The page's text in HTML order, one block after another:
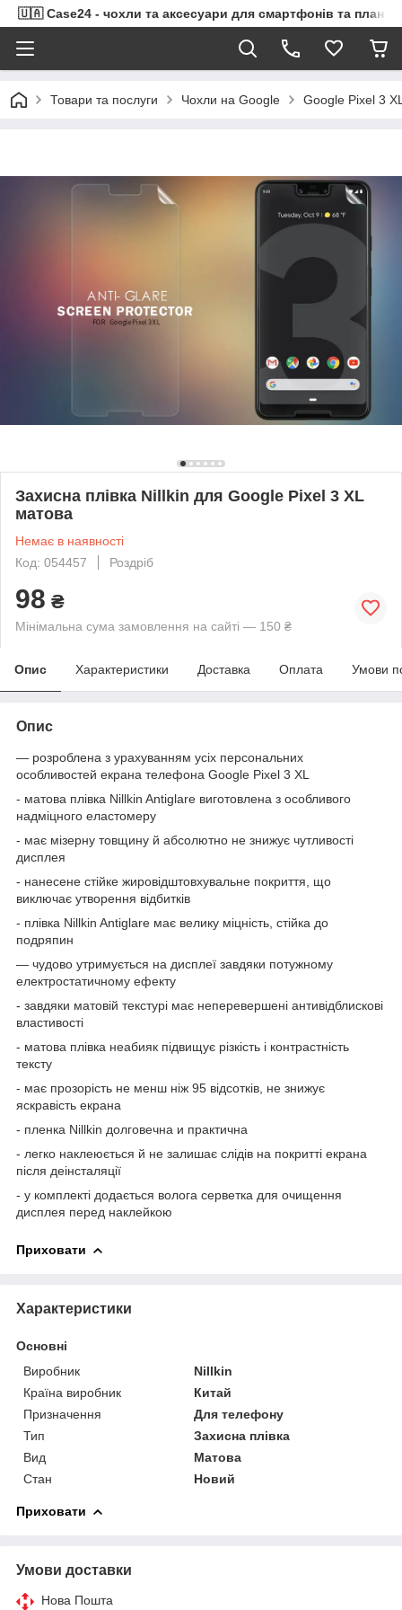
🇺🇦 Case24 - чохли та аксесуари для смартфонів та
Товари та послуги Чохли на Google Google Pixel 3
Захисна плівка Nillkin для Google Pixel 3 XL
матова
Немає в наявності
Код: 054457
Роздріб
98 ₴
Мінімальна сума замовлення на сайті — 150 ₴
Опис Характеристики Доставка Оплата Умови
Опис
— розроблена з урахуванням усіх персональних
особливостей екрана телефона Google Pixel 3 XL
- матова плівка Nillkin Antiglare виготовлена з особливого
надміцного еластомеру
- має мізерну товщину й абсолютно не знижує чутливості
дисплея
- нанесене стійке жировідштовхувальне покриття, що
виключає утворення відбитків
- плівка Nillkin Antiglare має велику міцність, стійка до
подряпин
— чудово утримується на дисплеї завдяки потужному
електростатичному ефекту
- завдяки матовій текстурі має неперевершені антивідблискові
властивості
- матова плівка неабияк підвищує різкість і контрастність
тексту
- має прозорість не менш ніж 95 відсотків, не знижує
яскравість екрана
- пленка Nillkin долговечна и практична
- легко наклеюється й не залишає слідів на покритті екрана
після деінсталяції
- у комплекті додається волога серветка для очищення
дисплея перед наклейкою
Приховати
Характеристики
Основні
Виробник
Nillkin
Країна виробник
Китай
Призначення
Для телефону
Тип
Захисна плівка
Вид
Матова
Стан
Новий
Приховати
Умови доставки
Нова Пошта